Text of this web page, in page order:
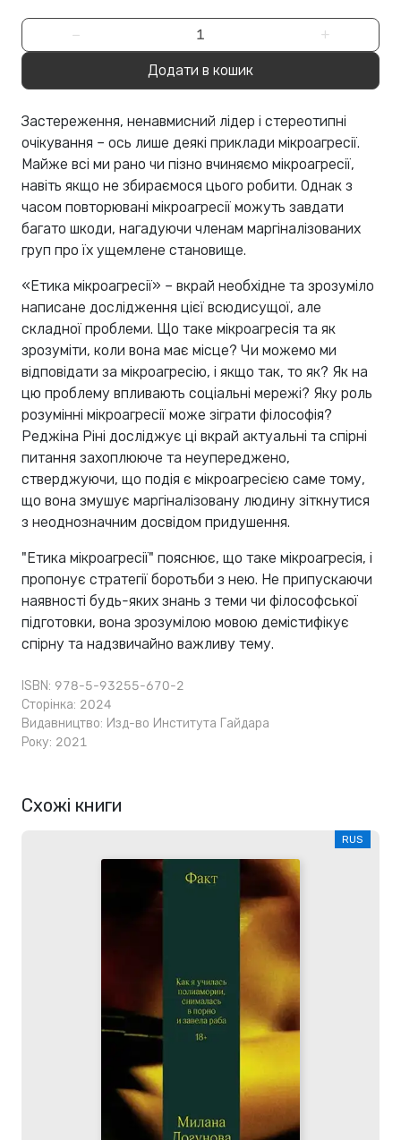
− +
Додати в кошик
Застереження, ненавмисний лідер і стереотипні
очікування – ось лише деякі приклади мікроагресії.
Майже всі ми рано чи пізно вчиняємо мікроагресії,
навіть якщо не збираємося цього робити. Однак з
часом повторювані мікроагресії можуть завдати
багато шкоди, нагадуючи членам маргіналізованих
груп про їх ущемлене становище.
«Етика мікроагресії» – вкрай необхідне та зрозуміло
написане дослідження цієї всюдисущої, але
складної проблеми. Що таке мікроагресія та як
зрозуміти, коли вона має місце? Чи можемо ми
відповідати за мікроагресію, і якщо так, то як? Як на
цю проблему впливають соціальні мережі? Яку роль
розумінні мікроагресії може зіграти філософія?
Реджіна Ріні досліджує ці вкрай актуальні та спірні
питання захоплююче та неупереджено,
стверджуючи, що подія є мікроагресією саме тому,
що вона змушує маргіналізовану людину зіткнутися
з неоднозначним досвідом придушення.
"Етика мікроагресії" пояснює, що таке мікроагресія, і
пропонує стратегії боротьби з нею. Не припускаючи
наявності будь-яких знань з теми чи філософської
підготовки, вона зрозумілою мовою демістифікує
спірну та надзвичайно важливу тему.
ISBN: 978-5-93255-670-2
Сторінка: 2024
Видавництво: Изд-во Института Гайдара
Року: 2021
Схожі книги
RUS